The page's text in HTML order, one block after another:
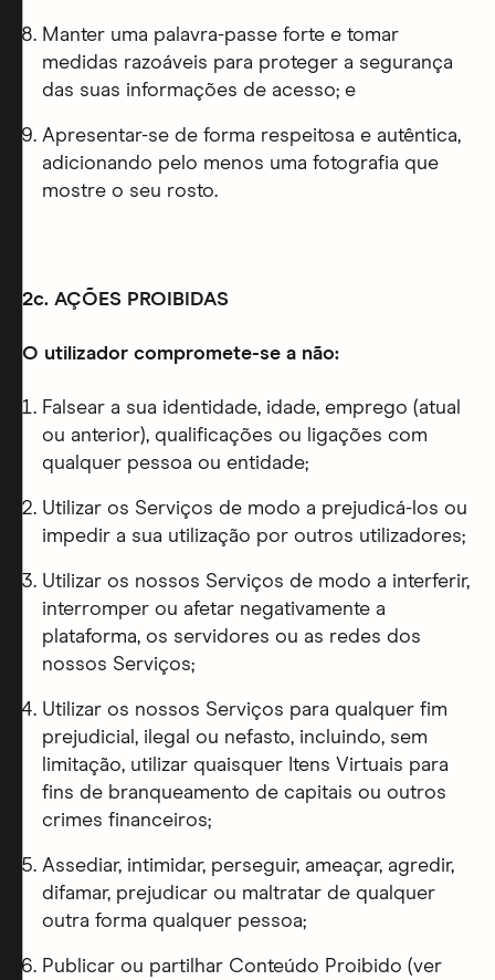
Manter uma palavra-passe forte e tomar
medidas razoáveis para proteger a segurança
das suas informações de acesso; e
Apresentar-se de forma respeitosa e autêntica,
adicionando pelo menos uma fotografia que
mostre o seu rosto.
2c. AÇÕES PROIBIDAS
O utilizador compromete-se a não:
Falsear a sua identidade, idade, emprego (atual
ou anterior), qualificações ou ligações com
qualquer pessoa ou entidade;
Utilizar os Serviços de modo a prejudicá-los ou
impedir a sua utilização por outros utilizadores;
Utilizar os nossos Serviços de modo a interferir,
interromper ou afetar negativamente a
plataforma, os servidores ou as redes dos
nossos Serviços;
Utilizar os nossos Serviços para qualquer fim
prejudicial, ilegal ou nefasto, incluindo, sem
limitação, utilizar quaisquer Itens Virtuais para
fins de branqueamento de capitais ou outros
crimes financeiros;
Assediar, intimidar, perseguir, ameaçar, agredir,
difamar, prejudicar ou maltratar de qualquer
outra forma qualquer pessoa;
Publicar ou partilhar Conteúdo Proibido (ver